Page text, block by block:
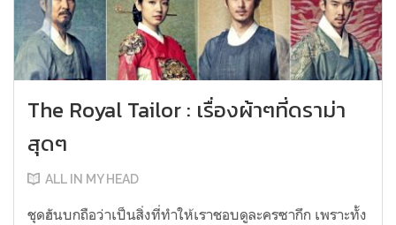
The Royal Tailor : เรื่องผ้าๆที่ดราม่า
สุดๆ
ALL IN MY HEAD
ชุดฮันบกถือว่าเป็นสิ่งที่ทำให้เราชอบดูละครซากึก เพราะทั้ง